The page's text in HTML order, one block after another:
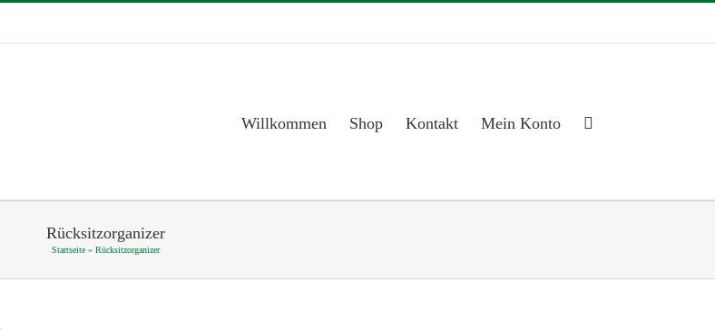
Willkommen Shop Kontakt Mein Konto
Rücksitzorganizer
Startseite» Rücksitzorganizer